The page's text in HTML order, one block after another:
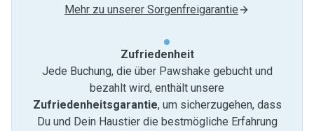
Mehr zu unserer Sorgenfreigarantie
Zufriedenheit
Jede Buchung, die über Pawshake gebucht und
bezahlt wird, enthält unsere
Zufriedenheitsgarantie, um sicherzugehen, dass
Du und Dein Haustier die bestmögliche Erfahrung